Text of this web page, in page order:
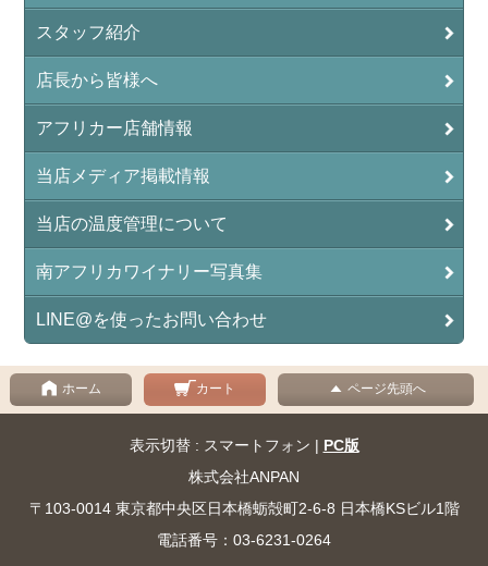
スタッフ紹介
店長から皆様へ
アフリカー店舗情報
当店メディア掲載情報
当店の温度管理について
南アフリカワイナリー写真集
LINE@を使ったお問い合わせ
ホーム カート ページ先頭へ
表示切替 : スマートフォン | PC版
株式会社ANPAN
〒103-0014 東京都中央区日本橋蛎殻町2-6-8 日本橋KSビル1階
電話番号：03-6231-0264